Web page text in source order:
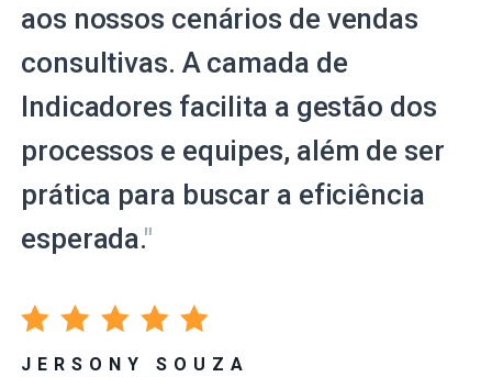
aos nossos cenários de vendas
consultivas. A camada de
Indicadores facilita a gestão dos
processos e equipes, além de ser
prática para buscar a eficiência
esperada."
JERSONY SOUZA